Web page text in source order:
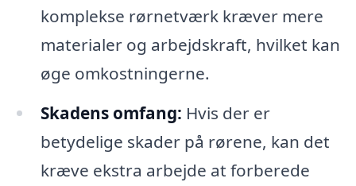
komplekse rørnetværk kræver mere
materialer og arbejdskraft, hvilket kan
øge omkostningerne.
Skadens omfang: Hvis der er
betydelige skader på rørene, kan det
kræve ekstra arbejde at forberede